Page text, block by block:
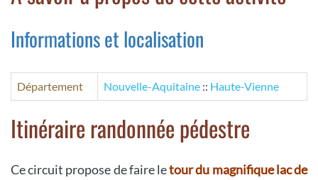
Informations et localisation
Département Nouvelle-Aquitaine :: Haute-Vienne
Itinéraire randonnée pédestre
Ce circuit propose de faire letour du magnifique lac de